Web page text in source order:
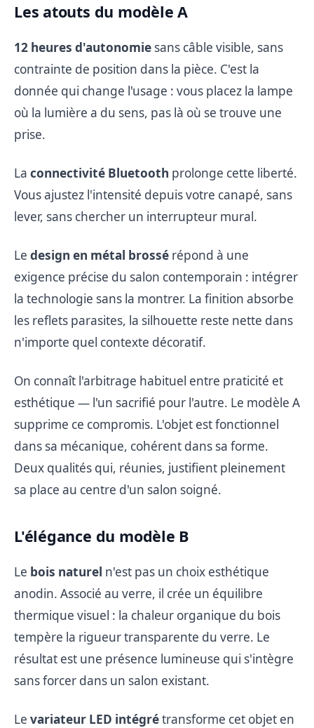
Les atouts du modèle A
12 heures d'autonomie sans câble visible, sans
contrainte de position dans la pièce. C'est la
donnée qui change l'usage : vous placez la lampe
où la lumière a du sens, pas là où se trouve une
prise.
La connectivité Bluetooth prolonge cette liberté.
Vous ajustez l'intensité depuis votre canapé, sans
lever, sans chercher un interrupteur mural.
Le design en métal brossé répond à une
exigence précise du salon contemporain : intégrer
la technologie sans la montrer. La finition absorbe
les reflets parasites, la silhouette reste nette dans
n'importe quel contexte décoratif.
On connaît l'arbitrage habituel entre praticité et
esthétique — l'un sacrifié pour l'autre. Le modèle A
supprime ce compromis. L'objet est fonctionnel
dans sa mécanique, cohérent dans sa forme.
Deux qualités qui, réunies, justifient pleinement
sa place au centre d'un salon soigné.
L'élégance du modèle B
Le bois naturel n'est pas un choix esthétique
anodin. Associé au verre, il crée un équilibre
thermique visuel : la chaleur organique du bois
tempère la rigueur transparente du verre. Le
résultat est une présence lumineuse qui s'intègre
sans forcer dans un salon existant.
Le variateur LED intégrétransforme cet objet en